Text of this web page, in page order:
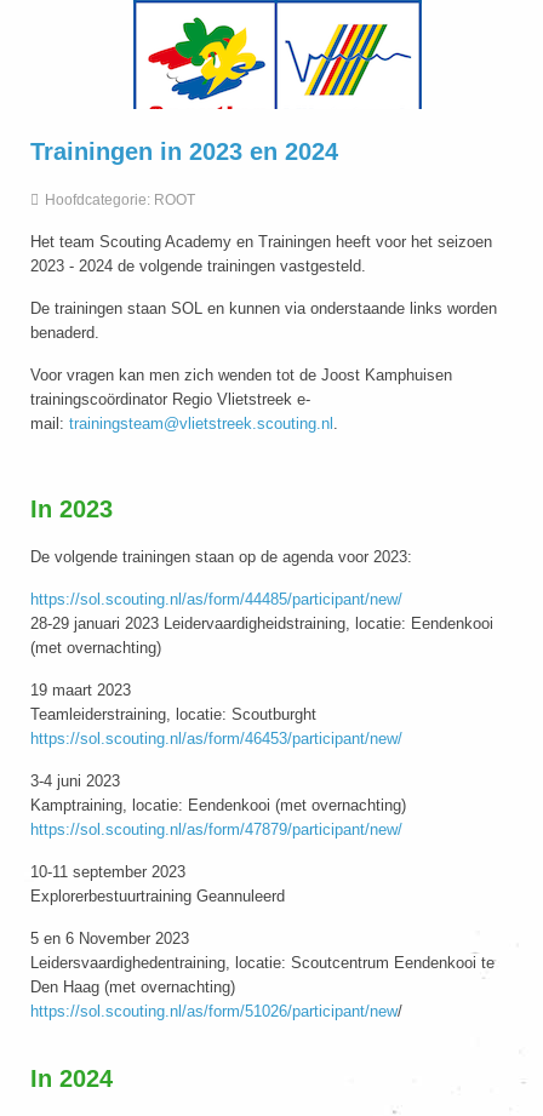
Trainingen in 2023 en 2024
Hoofdcategorie: ROOT
Het team Scouting Academy en Trainingen heeft voor het seizoen
2023 - 2024 de volgende trainingen vastgesteld.
De trainingen staan SOL en kunnen via onderstaande links worden
benaderd.
Voor vragen kan men zich wenden tot de Joost Kamphuisen
trainingscoördinator Regio Vlietstreek e-
mail: trainingsteam@vlietstreek.scouting.nl .
In 2023
De volgende trainingen staan op de agenda voor 2023:
https://sol.scouting.nl/as/form/44485/participant/new/
28-29 januari 2023 Leidervaardigheidstraining, locatie: Eendenkooi
(met overnachting)
19 maart 2023
Teamleiderstraining, locatie: Scoutburght
https://sol.scouting.nl/as/form/46453/participant/new/
3-4 juni 2023
Kamptraining, locatie: Eendenkooi (met overnachting)
https://sol.scouting.nl/as/form/47879/participant/new/
10-11 september 2023
Explorerbestuurtraining Geannuleerd
5 en 6 November 2023
Leidersvaardighedentraining, locatie: Scoutcentrum Eendenkooi te
Den Haag (met overnachting)
https://sol.scouting.nl/as/form/51026/participant/new/
In 2024